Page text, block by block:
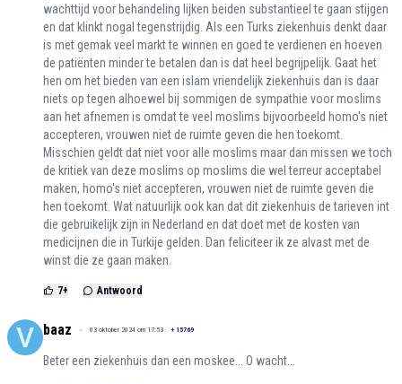
wachttijd voor behandeling lijken beiden substantieel te gaan stijgen
en dat klinkt nogal tegenstrijdig. Als een Turks ziekenhuis denkt daar
is met gemak veel markt te winnen en goed te verdienen en hoeven
de patiënten minder te betalen dan is dat heel begrijpelijk. Gaat het
hen om het bieden van een islam vriendelijk ziekenhuis dan is daar
niets op tegen alhoewel bij sommigen de sympathie voor moslims
aan het afnemen is omdat te veel moslims bijvoorbeeld homo's niet
accepteren, vrouwen niet de ruimte geven die hen toekomt.
Misschien geldt dat niet voor alle moslims maar dan missen we toch
de kritiek van deze moslims op moslims die wel terreur acceptabel
maken, homo's niet accepteren, vrouwen niet de ruimte geven die
hen toekomt. Wat natuurlijk ook kan dat dit ziekenhuis de tarieven int
die gebruikelijk zijn in Nederland en dat doet met de kosten van
medicijnen die in Turkije gelden. Dan feliciteer ik ze alvast met de
winst die ze gaan maken.
7+ Antwoord
baaz 03 oktober 2024 om 17:53 + 15769
Beter een ziekenhuis dan een moskee... O wacht...